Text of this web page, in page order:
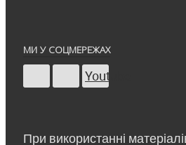
МИ У СОЦМЕРЕЖАХ
Youtube
При використанні